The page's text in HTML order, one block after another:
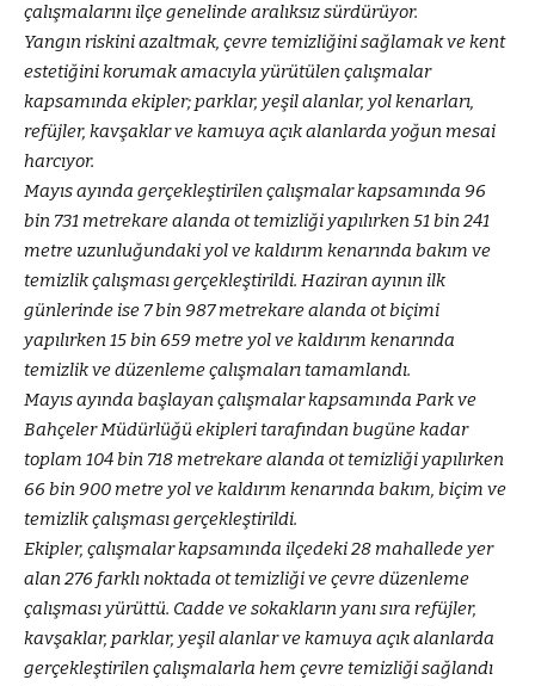
çalışmalarını ilçe genelinde aralıksız sürdürüyor.
Yangın riskini azaltmak, çevre temizliğini sağlamak ve kent
estetiğini korumak amacıyla yürütülen çalışmalar
kapsamında ekipler; parklar, yeşil alanlar, yol kenarları,
refüjler, kavşaklar ve kamuya açık alanlarda yoğun mesai
harcıyor.
Mayıs ayında gerçekleştirilen çalışmalar kapsamında 96
bin 731 metrekare alanda ot temizliği yapılırken 51 bin 241
metre uzunluğundaki yol ve kaldırım kenarında bakım ve
temizlik çalışması gerçekleştirildi. Haziran ayının ilk
günlerinde ise 7 bin 987 metrekare alanda ot biçimi
yapılırken 15 bin 659 metre yol ve kaldırım kenarında
temizlik ve düzenleme çalışmaları tamamlandı.
Mayıs ayında başlayan çalışmalar kapsamında Park ve
Bahçeler Müdürlüğü ekipleri tarafından bugüne kadar
toplam 104 bin 718 metrekare alanda ot temizliği yapılırken
66 bin 900 metre yol ve kaldırım kenarında bakım, biçim ve
temizlik çalışması gerçekleştirildi.
Ekipler, çalışmalar kapsamında ilçedeki 28 mahallede yer
alan 276 farklı noktada ot temizliği ve çevre düzenleme
çalışması yürüttü. Cadde ve sokakların yanı sıra refüjler,
kavşaklar, parklar, yeşil alanlar ve kamuya açık alanlarda
gerçekleştirilen çalışmalarla hem çevre temizliği sağlandı